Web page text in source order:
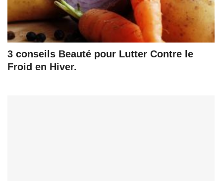
3 conseils Beauté pour Lutter Contre le
Froid en Hiver.